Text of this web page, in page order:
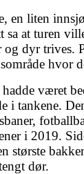
en liten
sa at turen
dyr trives.
været
i tankene.
i 2019.
største
dør.